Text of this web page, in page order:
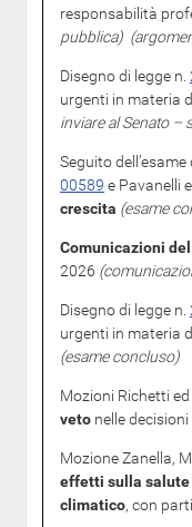
responsabilità
pubblica)
Disegno di legge n.
urgenti in materia
inviare al Senato –
Seguito
00589 e Pavanelli
crescita (esame
Comunicazioni
2026
Disegno di legge n.
urgenti in materia
(esame concluso)
Mozioni Richetti ed
veto nelle
Mozione Zanella,
effetti sulla salute
climatico, con